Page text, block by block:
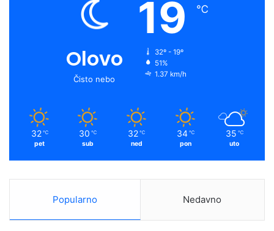
Olovo
Čisto nebo
19 ℃
32º - 19º
51%
1.37 km/h
32 ℃
pet
30 ℃
sub
32 ℃
ned
34 ℃
pon
35 ℃
uto
Popularno Nedavno